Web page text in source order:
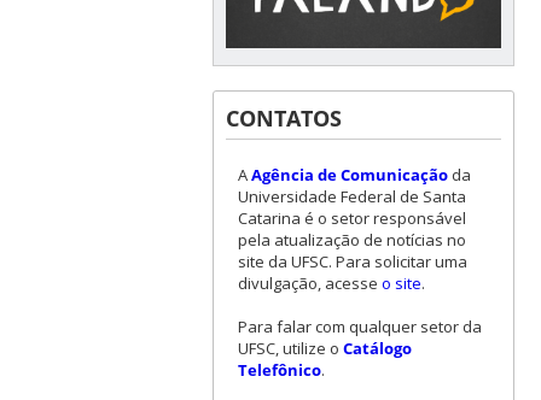
CONTATOS
AAgência de Comunicaçãoda
Universidade Federal de Santa
Catarina é o setor responsável
pela atualização de notícias no
site da UFSC. Para solicitar uma
divulgação, acesse o site.
Para falar com qualquer setor da
UFSC, utilize o Catálogo
Telefônico.